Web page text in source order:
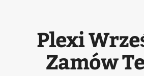
Plexi
Zamów